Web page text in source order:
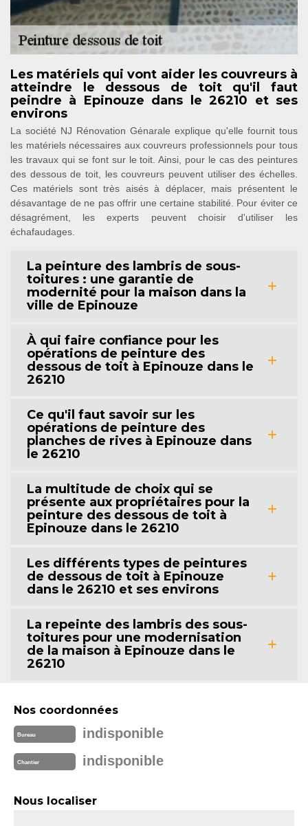
Les matériels qui vont aider les couvreurs à
atteindre le dessous de toit qu'il faut
peindre à Epinouze dans le 26210 et ses
environs
La société NJ Rénovation Génarale explique qu'elle fournit tous
les matériels nécessaires aux couvreurs professionnels pour tous
les travaux qui se font sur le toit. Ainsi, pour le cas des peintures
des dessous de toit, les couvreurs peuvent utiliser des échelles.
Ces matériels sont très aisés à déplacer, mais présentent le
désavantage de ne pas offrir une certaine stabilité. Pour éviter ce
désagrément, les experts peuvent choisir d'utiliser les
échafaudages.
La peinture des lambris de sous-
toitures : une garantie de
modernité pour la maison dans la
ville de Epinouze
À qui faire confiance pour les
opérations de peinture des
dessous de toit à Epinouze dans le
26210
Ce qu'il faut savoir sur les
opérations de peinture des
planches de rives à Epinouze dans
le 26210
La multitude de choix qui se
présente aux propriétaires pour la
peinture des dessous de toit à
Epinouze dans le 26210
Les différents types de peintures
de dessous de toit à Epinouze
dans le 26210 et ses environs
La repeinte des lambris des sous-
toitures pour une modernisation
de la maison à Epinouze dans le
26210
Nos coordonnées
Bureau indisponible
Chantier indisponible
Nous localiser